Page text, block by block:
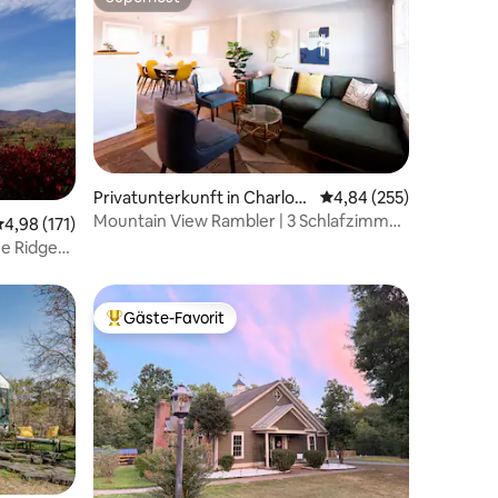
Bewertungen Bewertung: 4,98 von 5, 171 Bewertungen
4,98 (171)
Ridge
Superhost
Privatunterkunft in Charlott
esville
Durchschnittliche
4,84 (255)
Mountain View Rambler | 3 Schlafzimmer
Beliebter Gäste-Favorit.
Gäste-Favorit